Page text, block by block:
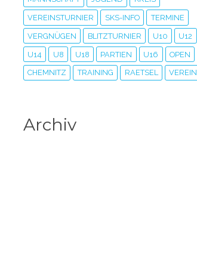
VEREINSTURNIER SKS-INFO TERMINE
VERGNÜGEN BLITZTURNIER U10 U12
U14 U8 U18 PARTIEN U16 OPEN
CHEMNITZ TRAINING RAETSEL VEREIN
Archiv